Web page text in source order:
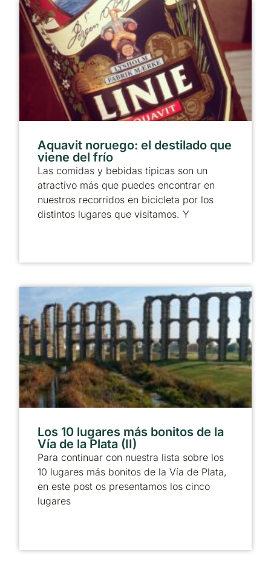
Aquavit noruego: el destilado que
viene del frío
Las comidas y bebidas típicas son un
atractivo más que puedes encontrar en
nuestros recorridos en bicicleta por los
distintos lugares que visitamos. Y
Los 10 lugares más bonitos de la
Vía de la Plata (II)
Para continuar con nuestra lista sobre los
10 lugares más bonitos de la Vía de Plata,
en este post os presentamos los cinco
lugares